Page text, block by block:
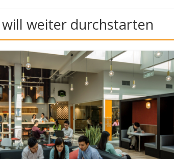
will weiter durchstarten